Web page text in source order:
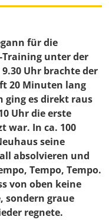
für die
unter der
Uhr brachte der
20 Minuten lang
ging es direkt raus
Uhr die erste
war. In ca. 100
seine
absolvieren und
Tempo, Tempo.
von oben keine
sondern graue
regnete.